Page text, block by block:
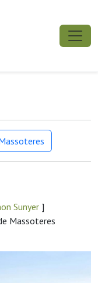
Sunyer ]
Massoteres